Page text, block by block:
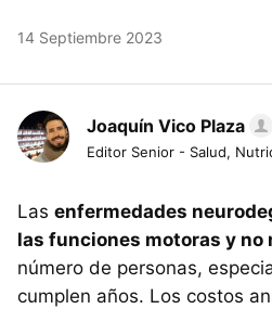
14 Septiembre 2023
Joaquín Vico Plaza
Editor Senior - Salud,
Las enfermedades
las funciones motoras y no
número de personas,
cumplen años. Los costos